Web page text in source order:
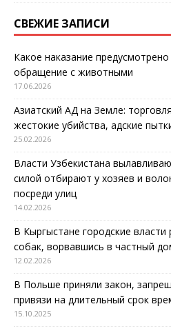
СВЕЖИЕ ЗАПИСИ
Какое наказание
обращение с животными
17.06.2026
Азиатский АД на Земле:
жестокие убийства, адские
25.02.2026
Власти Узбекистана
силой отбирают у хозяев и
посреди улиц
14.02.2026
В Кыргыстане городские
собак, ворвавшись в частный
12.02.2026
В Польше приняли закон,
привязи на длительный срок
15.10.2025